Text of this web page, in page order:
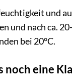
und
und nach ca.
bei 20°C.
noch eine